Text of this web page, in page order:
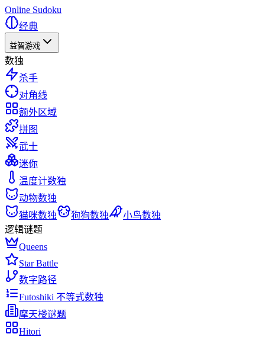
Online Sudoku
经典
益智游戏
数独
杀手
对角线
额外区域
拼图
武士
迷你
温度计数独
动物数独
猫咪数独
狗狗数独
小鸟数独
逻辑谜题
Queens
Star Battle
数字路径
Futoshiki 不等式数独
摩天楼谜题
Hitori